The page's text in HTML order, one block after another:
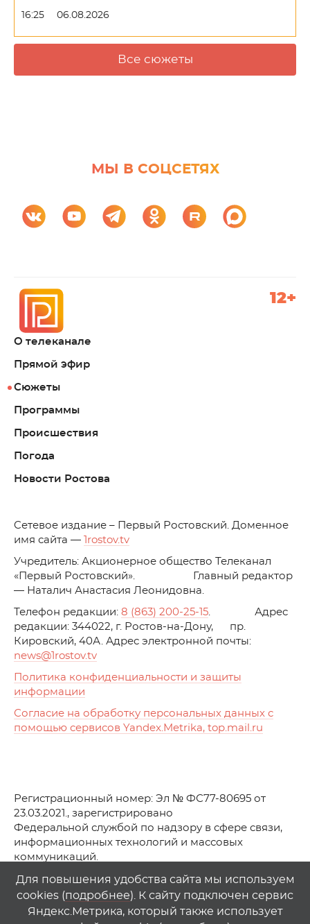
16:25 06.08.2026
Все сюжеты
МЫ В СОЦСЕТЯХ
О телеканале
Прямой эфир
Сюжеты
Программы
Происшествия
Погода
Новости Ростова
12+
Cетевое издание – Первый Ростовский. Доменное
имя сайта —
1rostov.tv
Учредитель: Акционерное общество Телеканал
«Первый Ростовский». Главный редактор
— Наталич Анастасия Леонидовна.
Телефон редакции: 8 (863) 200-25-15. Адрес
редакции: 344022, г. Ростов-на-Дону, пр.
Кировский, 40А. Адрес электронной почты:
news@1rostov.tv
Политика конфиденциальности и защиты
информации
Согласие на обработку персональных данных с
помощью сервисов Yandex.Metrika, top.mail.ru
Регистрационный номер: Эл № ФС77-80695 от
23.03.2021., зарегистрировано
Федеральной службой по надзору в сфере связи,
информационных технологий и массовых
коммуникаций.
© АО Телеканал «Первый Ростовский» (2021-2025)
Любое использование материалов сайта возможно
только при указании гиперссылки на1rostov.tv
Для повышения удобства сайта мы используем
cookies (подробнее). К сайту подключен сервис
Яндекс.Метрика, который также использует